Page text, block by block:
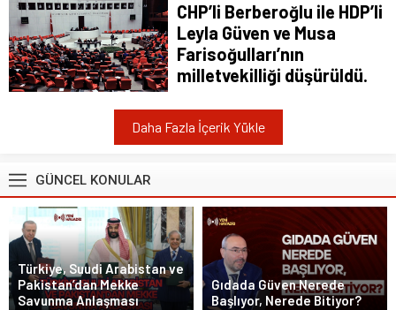
CHP’li Berberoğlu ile HDP’li
Leyla Güven ve Musa
Farisoğulları’nın
milletvekilliği düşürüldü.
Daha Fazla İçerik Yükle
GÜNCEL KONULAR
Türkiye, Suudi Arabistan ve
Pakistan’dan Mekke
Savunma Anlaşması
Gıdada Güven Nerede
Başlıyor, Nerede Bitiyor?